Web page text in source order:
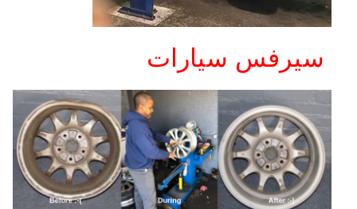
سيرفس سيارات